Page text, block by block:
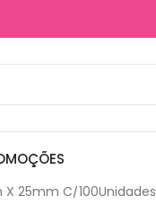
25mm C/100Unidades